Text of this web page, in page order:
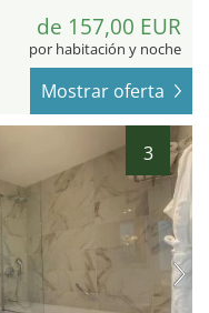
de 157,00 EUR
por habitación y noche
Mostrar oferta
3